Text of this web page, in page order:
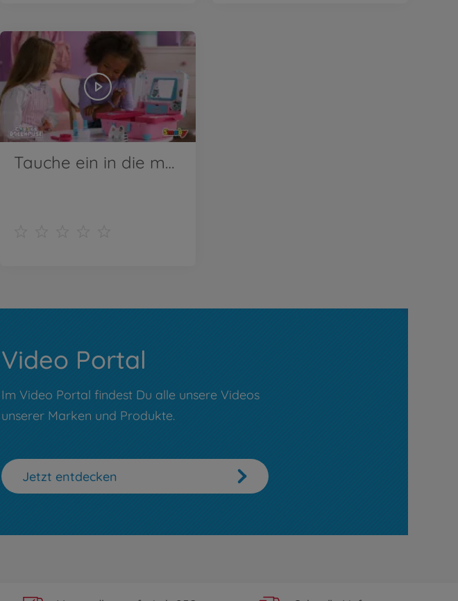
Tauche ein in die magische Welt von Gabby's Dollhouse!
Video Portal
Im Video Portal findest Du alle unsere Videos
unserer Marken und Produkte.
Jetzt entdecken